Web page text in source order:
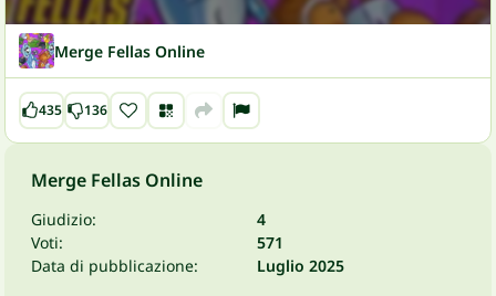
Merge Fellas Online
435 136
Merge Fellas Online
Giudizio:
4
Voti:
571
Data di pubblicazione:
Luglio 2025